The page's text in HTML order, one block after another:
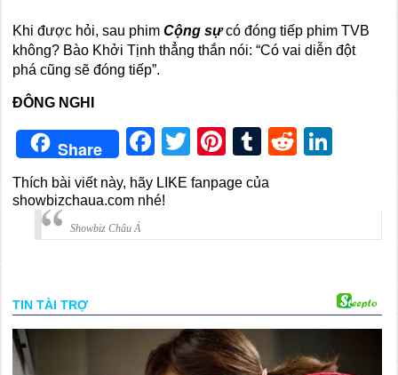
Khi được hỏi, sau phimCộng sựcó đóng tiếp phim TVB
không? Bào Khởi Tịnh thẳng thắn nói: “Có vai diễn đột
phá cũng sẽ đóng tiếp”.
ĐÔNG NGHI
Share Facebook
TwitterPinterest
TumblrReddit
Thích bài viết này, hãy LIKE fanpage của
showbizchaua.com nhé!
Showbiz Châu Á